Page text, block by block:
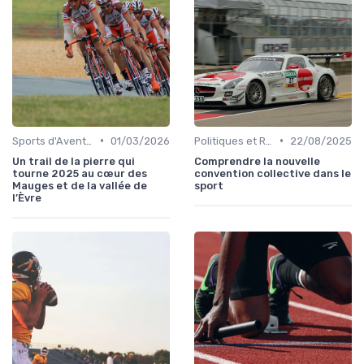
• 01/03/2026
Un trail de la pierre qui
tourne 2025 au cœur des
Mauges et de la vallée de
l’Èvre
•
22/08/2025
Comprendre la nouvelle
convention collective dans le
sport